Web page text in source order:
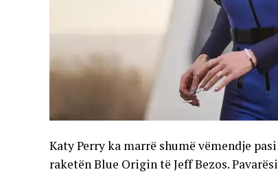
Katy Perry ka marrë shumë vëmendje
raketën Blue Origin të Jeff Bezos.